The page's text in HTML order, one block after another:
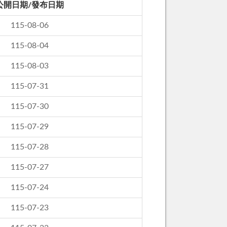
開日期/發布日期
115-08-06
115-08-04
115-08-03
115-07-31
115-07-30
115-07-29
115-07-28
115-07-27
115-07-24
115-07-23